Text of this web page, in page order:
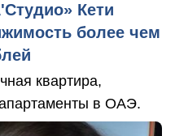
Кети
более чем
квартира,
в ОАЭ.